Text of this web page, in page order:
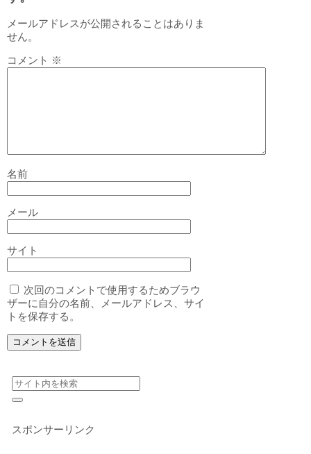
メールアドレスが公開されることはありま
せん。
コメント ※
名前
メール
サイト
次回のコメントで使用するためブラウ
ザーに自分の名前、メールアドレス、サイ
トを保存する。
スポンサーリンク